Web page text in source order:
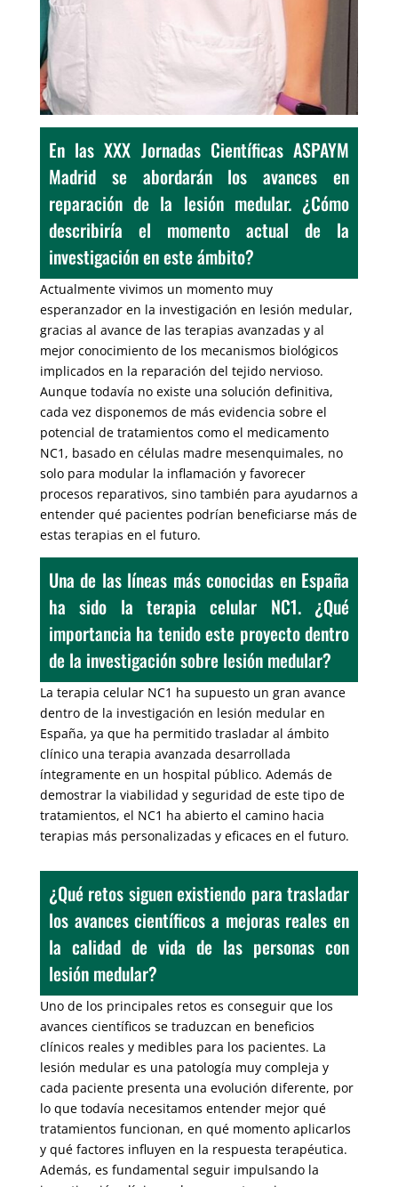
En las XXX Jornadas Científicas ASPAYM
Madrid se abordarán los avances en
reparación de la lesión medular. ¿Cómo
describiría el momento actual de la
investigación en este ámbito?
Actualmente vivimos un momento muy
esperanzador en la investigación en lesión medular,
gracias al avance de las terapias avanzadas y al
mejor conocimiento de los mecanismos biológicos
implicados en la reparación del tejido nervioso.
Aunque todavía no existe una solución definitiva,
cada vez disponemos de más evidencia sobre el
potencial de tratamientos como el medicamento
NC1, basado en células madre mesenquimales, no
solo para modular la inflamación y favorecer
procesos reparativos, sino también para ayudarnos a
entender qué pacientes podrían beneficiarse más de
estas terapias en el futuro.
Una de las líneas más conocidas en España
ha sido la terapia celular NC1. ¿Qué
importancia ha tenido este proyecto dentro
de la investigación sobre lesión medular?
La terapia celular NC1 ha supuesto un gran avance
dentro de la investigación en lesión medular en
España, ya que ha permitido trasladar al ámbito
clínico una terapia avanzada desarrollada
íntegramente en un hospital público. Además de
demostrar la viabilidad y seguridad de este tipo de
tratamientos, el NC1 ha abierto el camino hacia
terapias más personalizadas y eficaces en el futuro.
¿Qué retos siguen existiendo para trasladar
los avances científicos a mejoras reales en
la calidad de vida de las personas con
lesión medular?
Uno de los principales retos es conseguir que los
avances científicos se traduzcan en beneficios
clínicos reales y medibles para los pacientes. La
lesión medular es una patología muy compleja y
cada paciente presenta una evolución diferente, por
lo que todavía necesitamos entender mejor qué
tratamientos funcionan, en qué momento aplicarlos
y qué factores influyen en la respuesta terapéutica.
Además, es fundamental seguir impulsando la